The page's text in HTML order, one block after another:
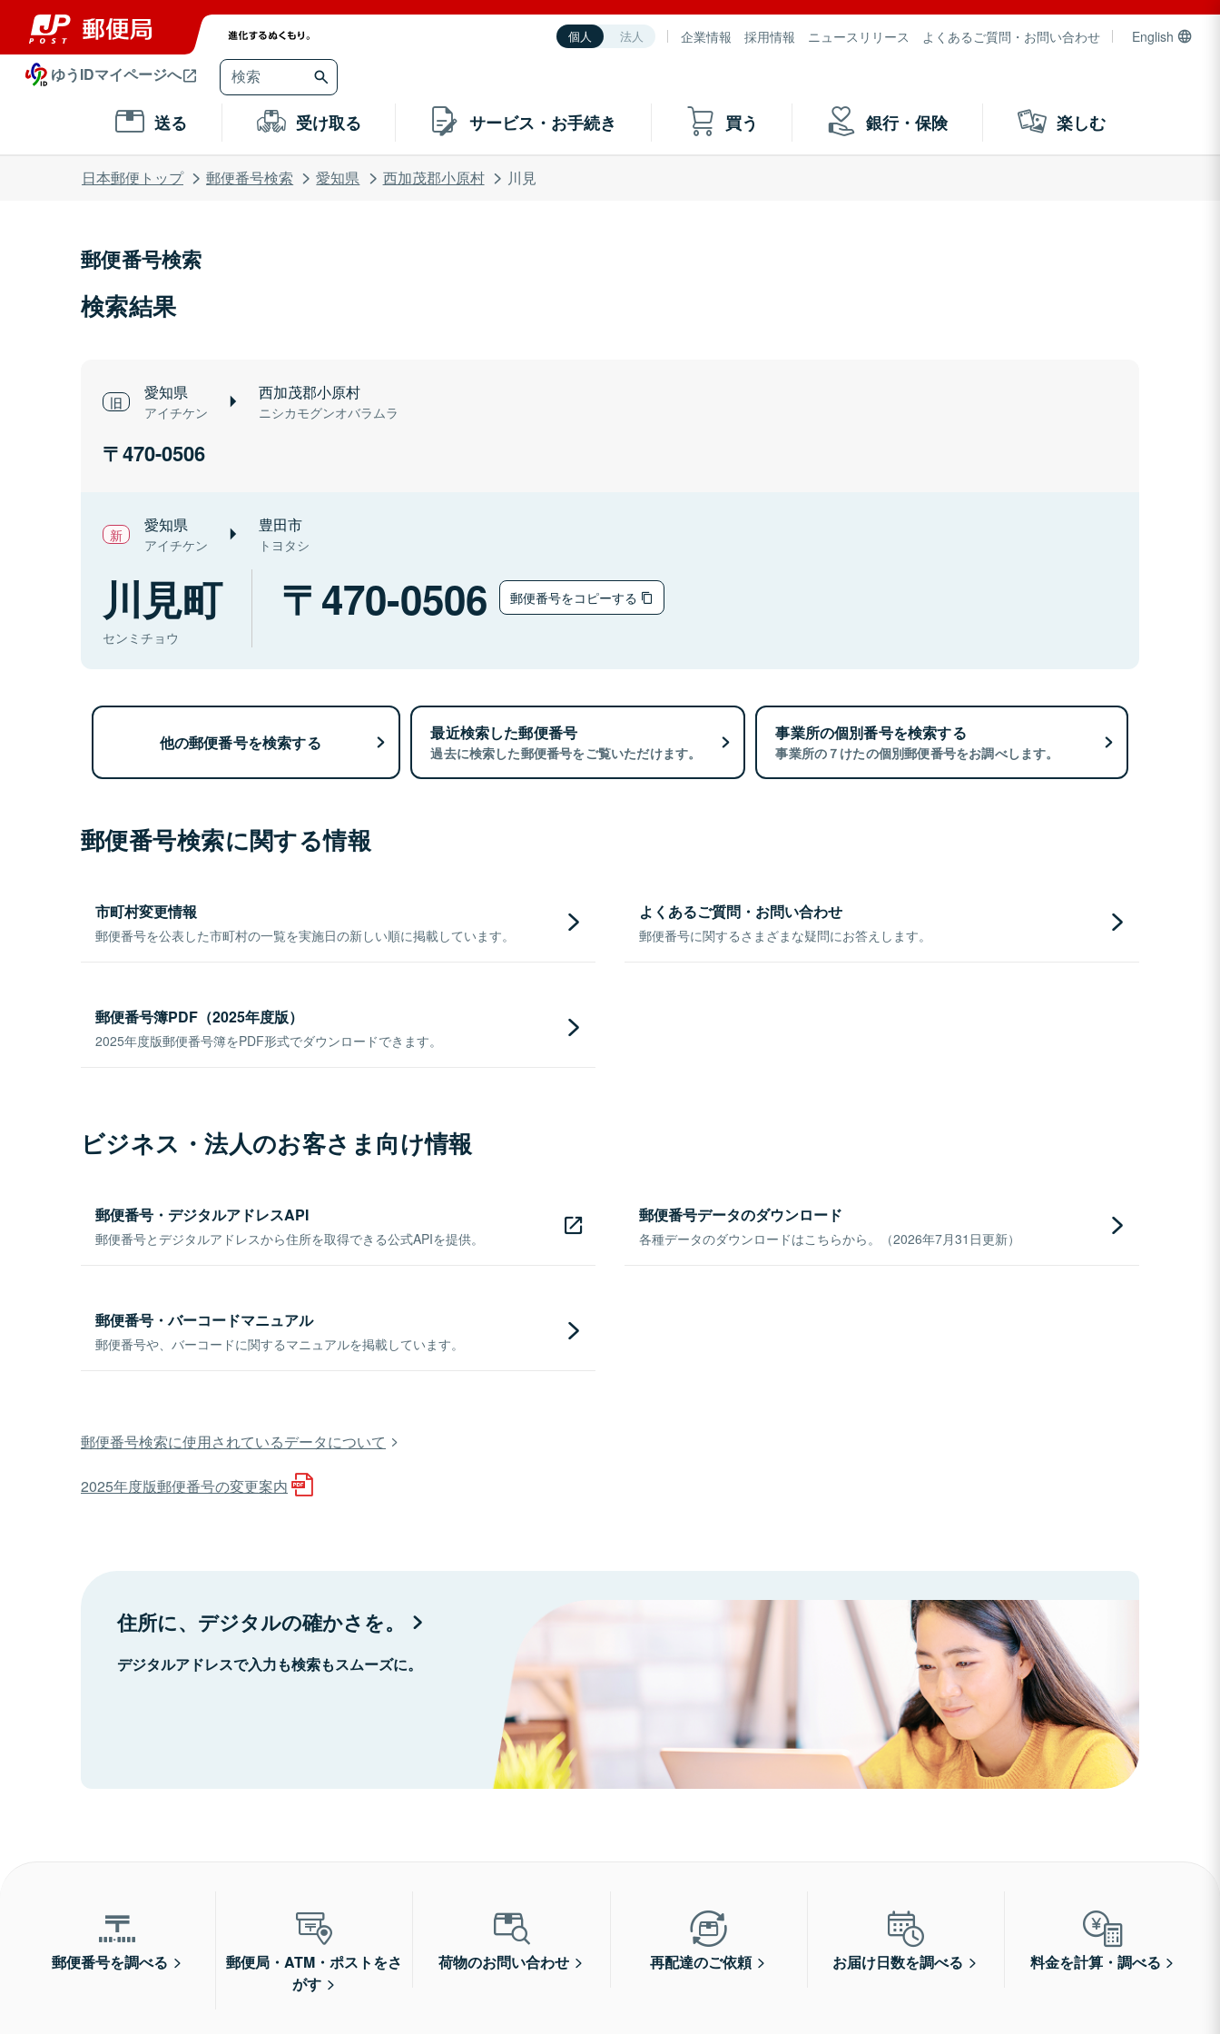
個人 法人 企業情報 採用情報 ニュースリリース よくあるご質問・お問い合わせ English
ゆうIDマイページへ
送る 受け取る サービス・お手続き 買う 銀行・保険 楽しむ
日本郵便トップ 郵便番号検索 愛知県 西加茂郡小原村 川見
郵便番号検索
検索結果
愛知県
アイチケン
西加茂郡小原村
ニシカモグンオバラムラ
470-0506
愛知県
アイチケン
豊田市
トヨタシ
川見町
センミチョウ
470-0506 郵便番号をコピーする
他の郵便番号を検索する 最近検索した郵便番号
過去に検索した郵便番号をご覧いただけます。
事業所の個別番号を検索する
事業所の７けたの個別郵便番号をお調べします。
郵便番号検索に関する情報
市町村変更情報
郵便番号を公表した市町村の一覧を実施日の新しい順に掲載しています。
よくあるご質問・お問い合わせ
郵便番号に関するさまざまな疑問にお答えします。
郵便番号簿PDF（2025年度版）
2025年度版郵便番号簿をPDF形式でダウンロードできます。
ビジネス・法人のお客さま向け情報
郵便番号・デジタルアドレスAPI
郵便番号とデジタルアドレスから住所を取得できる公式APIを提供。
郵便番号データのダウンロード
各種データのダウンロードはこちらから。（2026年7月31日更新）
郵便番号・バーコードマニュアル
郵便番号や、バーコードに関するマニュアルを掲載しています。
郵便番号検索に使用されているデータについて
2025年度版郵便番号の変更案内
住所に、デジタルの確かさを。
デジタルアドレスで入力も検索もスムーズに。
郵便番号を調べる
郵便局・ATM・ポストをさ
がす
荷物のお問い合わせ 再配達のご依頼 お届け日数を調べる 料金を計算・調べる